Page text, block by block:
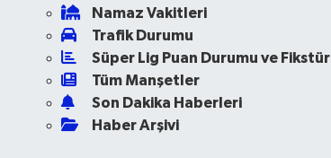
Namaz Vakitleri
Trafik Durumu
Süper Lig Puan Durumu ve Fikstür
Tüm Manşetler
Son Dakika Haberleri
Haber Arşivi